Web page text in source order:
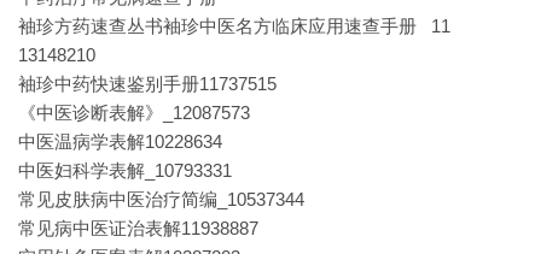
袖珍方药速查丛书袖珍中医名方临床应用速查手册 11
13148210
袖珍中药快速鉴别手册11737515
《中医诊断表解》_12087573
中医温病学表解10228634
中医妇科学表解_10793331
常见皮肤病中医治疗简编_10537344
常见病中医证治表解11938887